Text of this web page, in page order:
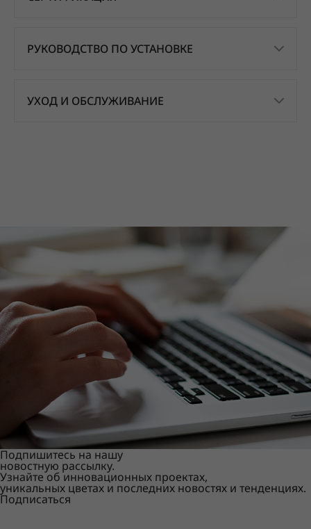
РУКОВОДСТВО ПО УСТАНОВКЕ
УХОД И ОБСЛУЖИВАНИЕ
Подпишитесь на нашу
новостную рассылку.
Узнайте об инновационных проектах,
уникальных цветах и последних новостях и тенденциях.
Подписаться